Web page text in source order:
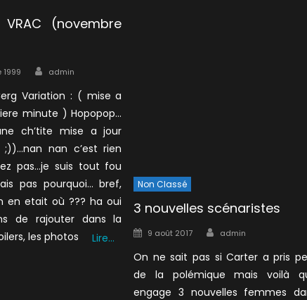
(novembre
1999 Author
admin
Variation : ( mise a
minute ) Hopopop…
ch’tite mise a jour
nan c’est rien
pas…je suis tout fou
pas pourquoi… bref,
en etait où ??? ha oui
de rajouter dans la
les photos
Lire…
Non Classé
3 nouvelles scénaristes
Posted
9 août 2017 Author
admin
On ne sait pas si Carter a pris
de la polémique mais voilà
engage 3 nouvelles femmes